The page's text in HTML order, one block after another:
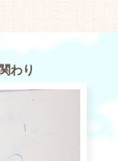
わり